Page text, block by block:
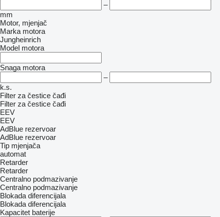
–
mm
Motor, mjenjač
Marka motora
Jungheinrich
Model motora
Snaga motora
–
k.s.
Filter za čestice čađi
Filter za čestice čađi
EEV
EEV
AdBlue rezervoar
AdBlue rezervoar
Tip mјenjača
automat
Retarder
Retarder
Centralno podmazivanje
Centralno podmazivanje
Blokada diferencijala
Blokada diferencijala
Kapacitet baterije